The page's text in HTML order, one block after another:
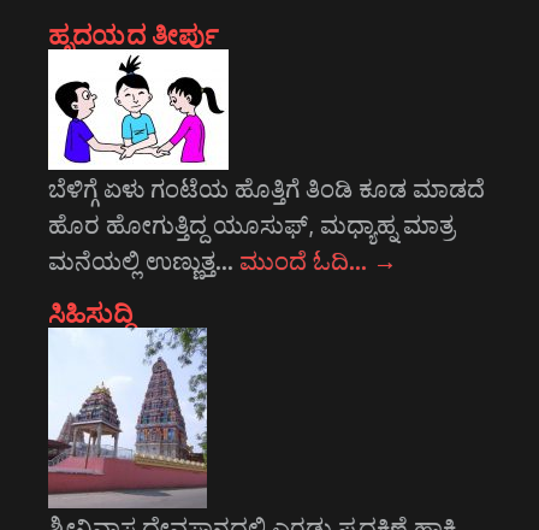
ಹೃದಯದ ತೀರ್ಪು
ಬೆಳಿಗ್ಗೆ ಏಳು ಗಂಟೆಯ ಹೊತ್ತಿಗೆ ತಿಂಡಿ ಕೂಡ ಮಾಡದೆ
ಹೊರ ಹೋಗುತ್ತಿದ್ದ ಯೂಸುಫ್, ಮಧ್ಯಾಹ್ನ ಮಾತ್ರ
ಮನೆಯಲ್ಲಿ ಉಣ್ಣುತ್ತ… ಮುಂದೆ ಓದಿ… →
ಸಿಹಿಸುದ್ದಿ